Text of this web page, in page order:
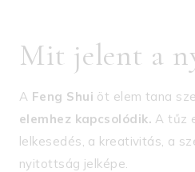
Mit jelent a
A Feng Shui öt elem tana
elemhez kapcsolódik. A tűz
lelkesedés, a kreativitás, a
nyitottság jelképe.